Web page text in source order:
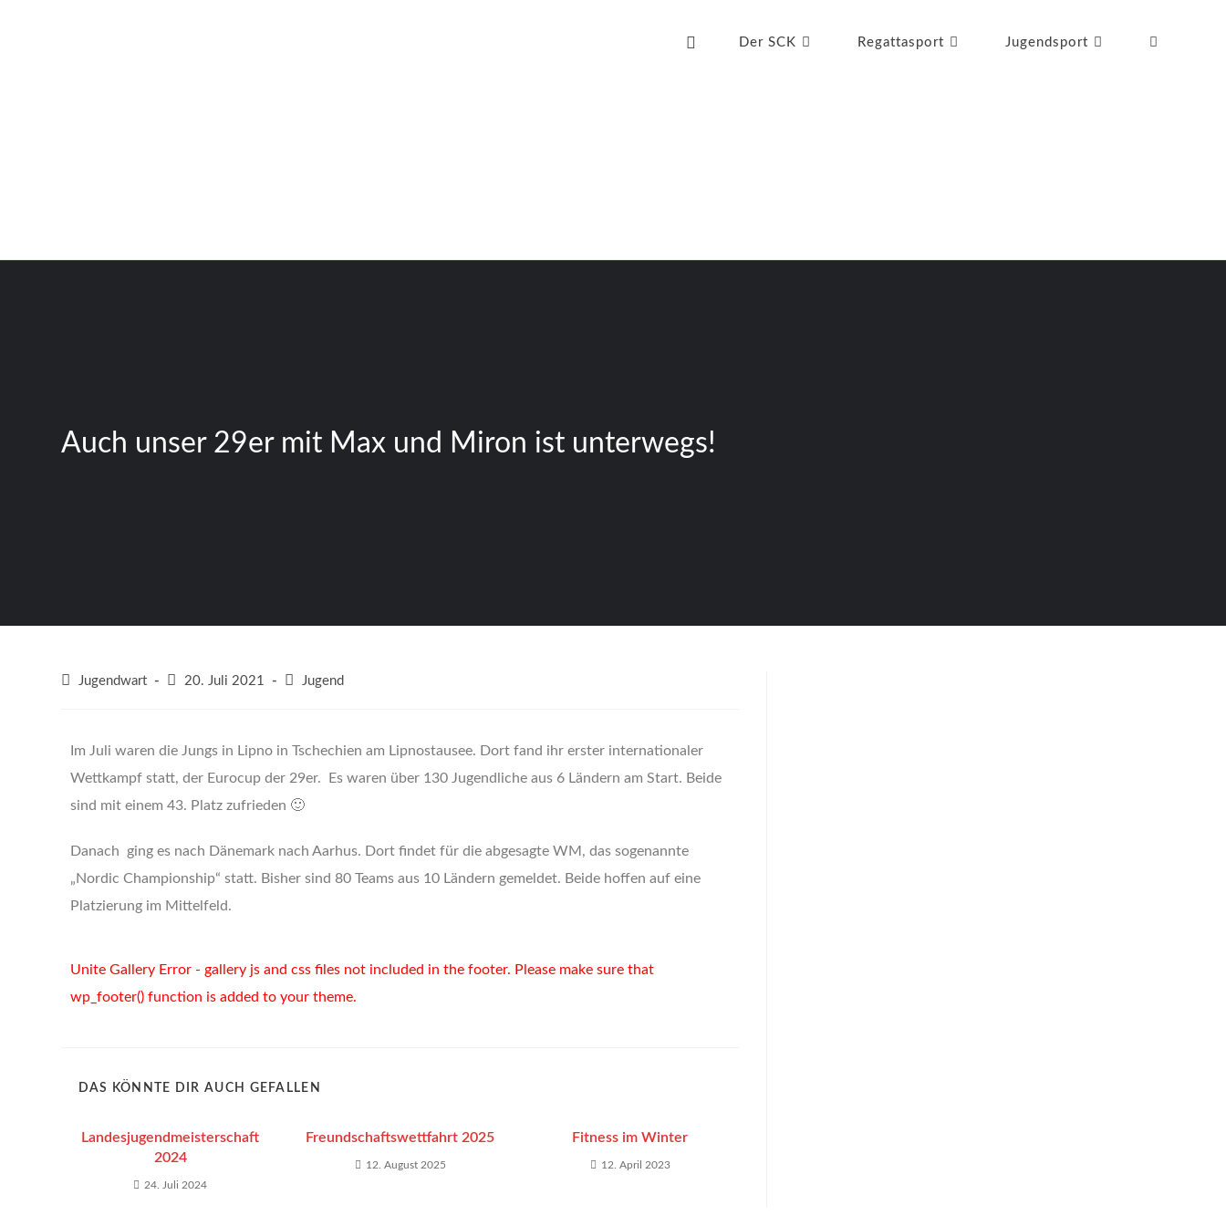
Der SCK Regattasport Jugendsport
Auch unser 29er mit Max und Miron ist unterwegs!
Jugendwart 20. Juli 2021 Jugend
Im Juli waren die Jungs in Lipno in Tschechien am Lipnostausee. Dort fand ihr erster internationaler
Wettkampf statt, der Eurocup der 29er. Es waren über 130 Jugendliche aus 6 Ländern am Start. Beide
sind mit einem 43. Platz zufrieden 🙂
Danach ging es nach Dänemark nach Aarhus. Dort findet für die abgesagte WM, das sogenannte
„Nordic Championship“ statt. Bisher sind 80 Teams aus 10 Ländern gemeldet. Beide hoffen auf eine
Platzierung im Mittelfeld.
Unite Gallery Error - gallery js and css files not included in the footer. Please make sure that
wp_footer() function is added to your theme.
DAS KÖNNTE DIR AUCH GEFALLEN
Landesjugendmeisterschaft
2024
24. Juli 2024
Freundschaftswettfahrt 2025
12. August 2025
Fitness im Winter
12. April 2023